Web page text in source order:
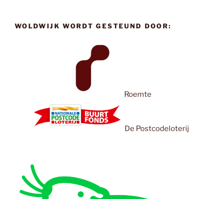
WOLDWIJK WORDT GESTEUND DOOR:
Roemte
De Postcodeloterij